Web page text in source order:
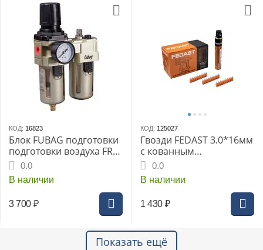
КОД: 16823
Блок FUBAG подготовки
подготовки воздуха FRL
1700 1/4" (190140)
0.0
В наличии
3 700 ₽
КОД: 125027
Гвозди FEDAST 3.0*16мм
с кованным
наконечником Bullet
point для монтажного
пистолета (1000 шт/уп +
0.0
В наличии
1 430 ₽
Показать ещё